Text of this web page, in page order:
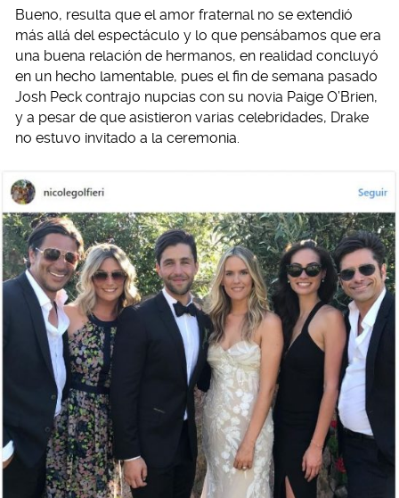
Bueno, resulta que el amor fraternal no se extendió
más allá del espectáculo y lo que pensábamos que era
una buena relación de hermanos, en realidad concluyó
en un hecho lamentable, pues el fin de semana pasado
Josh Peck contrajo nupcias con su novia Paige O’Brien,
y a pesar de que asistieron varias celebridades, Drake
no estuvo invitado a la ceremonia.